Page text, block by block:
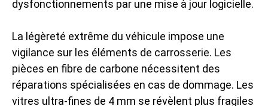
dysfonctionnements par une mise à jour logicielle.
La légèreté extrême du véhicule impose une
vigilance sur les éléments de carrosserie. Les
pièces en fibre de carbone nécessitent des
réparations spécialisées en cas de dommage. Les
vitres ultra-fines de 4 mm se révèlent plus fragiles